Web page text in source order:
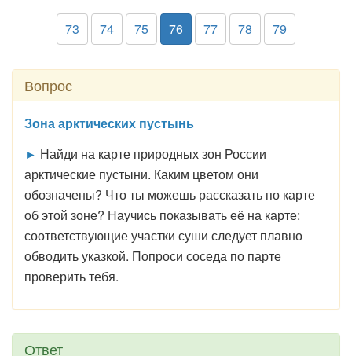
73 74 75 76 77 78 79
Вопрос
Зона арктических пустынь
► Найди на карте природных зон России
арктические пустыни. Каким цветом они
обозначены? Что ты можешь рассказать по карте
об этой зоне? Научись показывать её на карте:
соответствующие участки суши следует плавно
обводить указкой. Попроси соседа по парте
проверить тебя.
Ответ